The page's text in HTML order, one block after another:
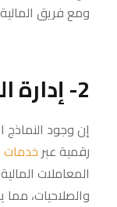
ومع فريق
2- إدارة الوقت الفعال
إن وجود النماذج
رقمية عبرخدمات
المعاملات
والصلاحيات،